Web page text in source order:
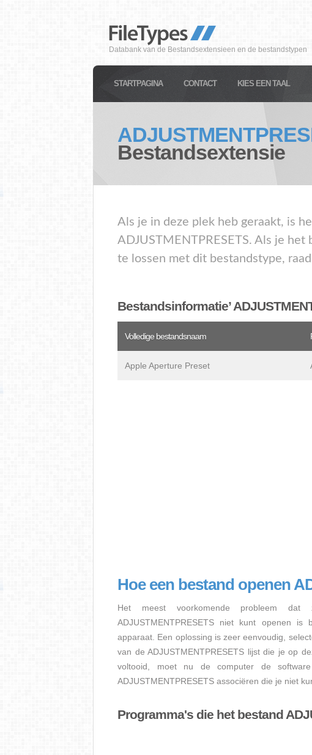
Databank van de Bestandsextensieen en de bestandstypen
STARTPAGINA CONTACT KIES EEN TAAL
Bestandsextensie
Als je in deze plek heb geraakt, is
ADJUSTMENTPRESETS. Als je
te lossen met dit bestandstype,
Bestandsinformatie’
Volledige bestandsnaam
Apple Aperture Preset
Hoe een bestand openen
Het meest voorkomende probleem
ADJUSTMENTPRESETS niet kunt openen
apparaat. Een oplossing is zeer eenvoudig,
van de ADJUSTMENTPRESETS lijst die je op
voltooid, moet nu de computer de
ADJUSTMENTPRESETS associëren die je niet
Programma's die het bestand